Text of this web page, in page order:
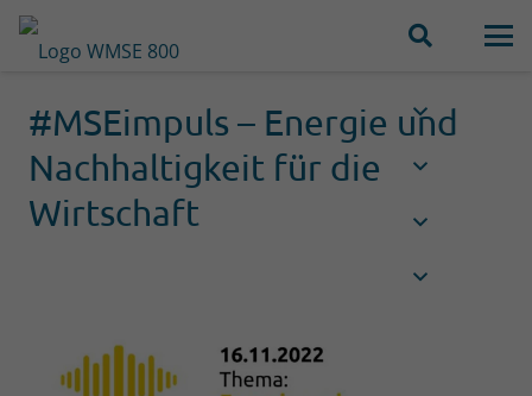
#MSEimpuls – Energie und
Nachhaltigkeit für die
Wirtschaft